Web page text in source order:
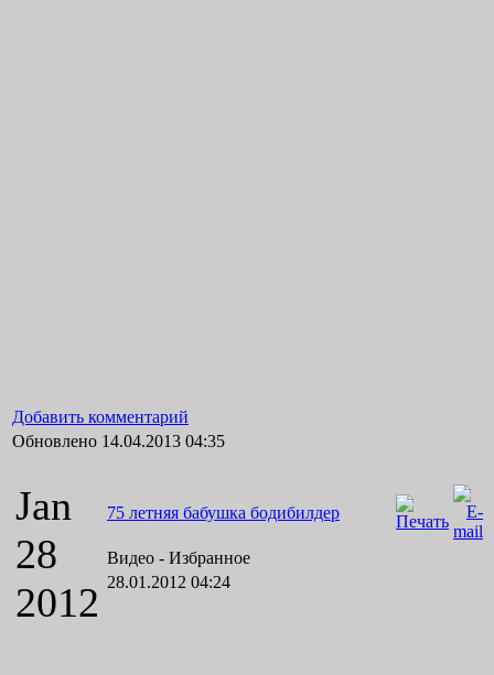
Добавить комментарий
Обновлено 14.04.2013 04:35
Jan
28
2012
75 летняя бабушка бодибилдер
Видео - Избранное
28.01.2012 04:24